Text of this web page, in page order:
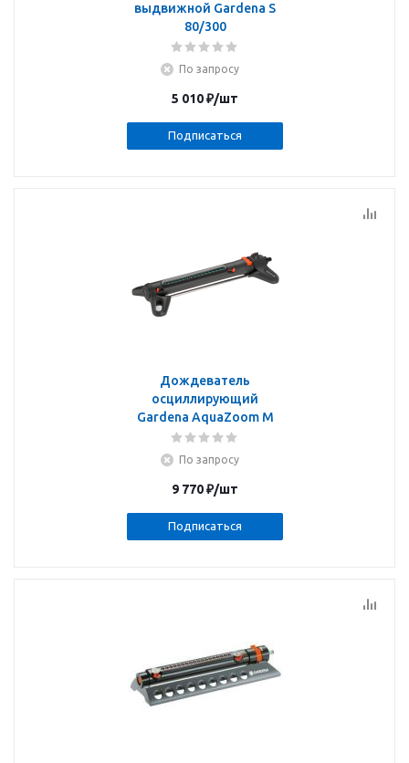
выдвижной Gardena S
80/300
По запросу
5 010₽/шт
Подписаться
Дождеватель
осциллирующий
Gardena AquaZoom M
По запросу
9 770₽/шт
Подписаться